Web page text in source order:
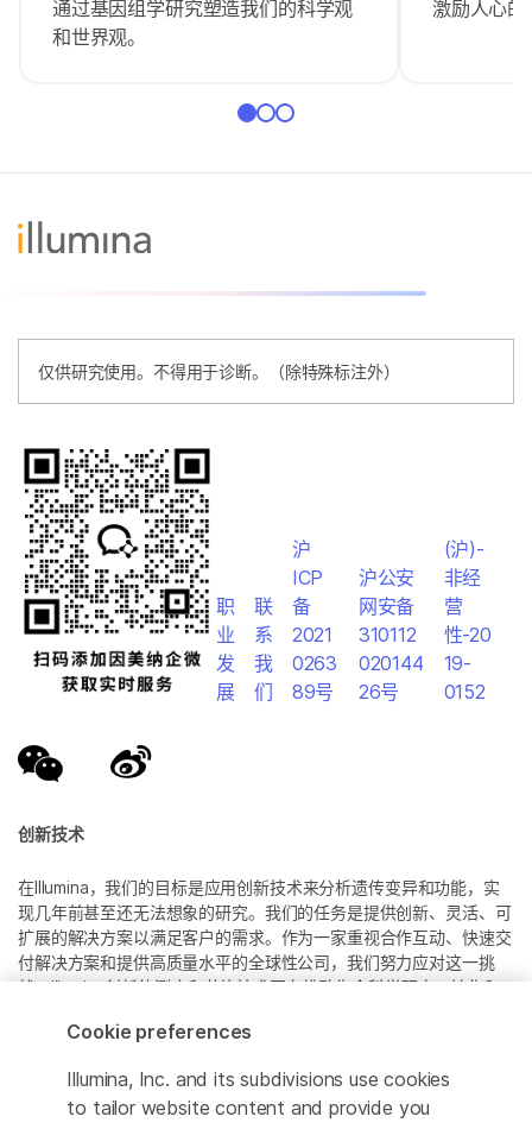
通过基因组学研究塑造我们的科学观
和世界观。
激励人心
仅供研究使用。不得用于诊断。（除特殊标注外）
创新技术
在Illumina，我们的目标是应用创新技术来分析遗传变异和功能，实
现几年前甚至还无法想象的研究。我们的任务是提供创新、灵活、可
扩展的解决方案以满足客户的需求。作为一家重视合作互动、快速交
付解决方案和提供高质量水平的全球性公司，我们努力应对这一挑
战。Illumina创新的测序和芯片技术正在推动生命科学研究、转化和
具体商标信息，请参见
www.illumina.com.cn/company/legal.html。
职
业
发
展
联
系
我
们
沪
ICP
备
2021
0263
89号
沪公安
网安备
310112
020144
26号
(沪)-
非经
营
性-20
19-
0152
Cookie preferences
Illumina, Inc. and its subdivisions use cookies
to tailor website content and provide you